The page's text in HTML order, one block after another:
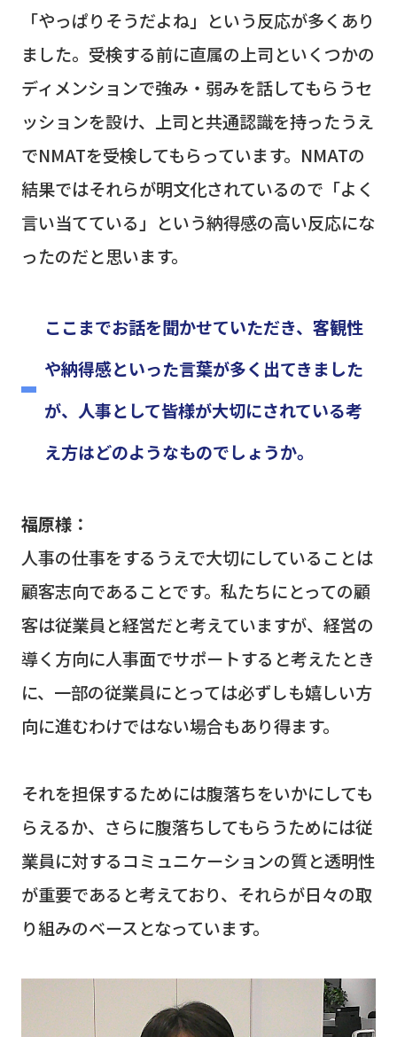
「やっぱりそうだよね」という反応が多くあり
ました。受検する前に直属の上司といくつかの
ディメンションで強み・弱みを話してもらうセ
ッションを設け、上司と共通認識を持ったうえ
でNMATを受検してもらっています。 NMATの
結果ではそれらが明文化されているので「よく
言い当てている」という納得感の高い反応にな
ったのだと思います。
ここまでお話を聞かせていただき、客観性
や納得感といった言葉が多く出てきました
が、人事として皆様が大切にされている考
え方はどのようなものでしょうか。
福原様：
人事の仕事をするうえで大切にしていることは
顧客志向であることです。私たちにとっての顧
客は従業員と経営だと考えていますが、経営の
導く方向に人事面でサポートすると考えたとき
に、一部の従業員にとっては必ずしも嬉しい方
向に進むわけではない場合もあり得ます。
それを担保するためには腹落ちをいかにしても
らえるか、さらに腹落ちしてもらうためには従
業員に対するコミュニケーションの質と透明性
が重要であると考えており、それらが日々の取
り組みのベースとなっています。